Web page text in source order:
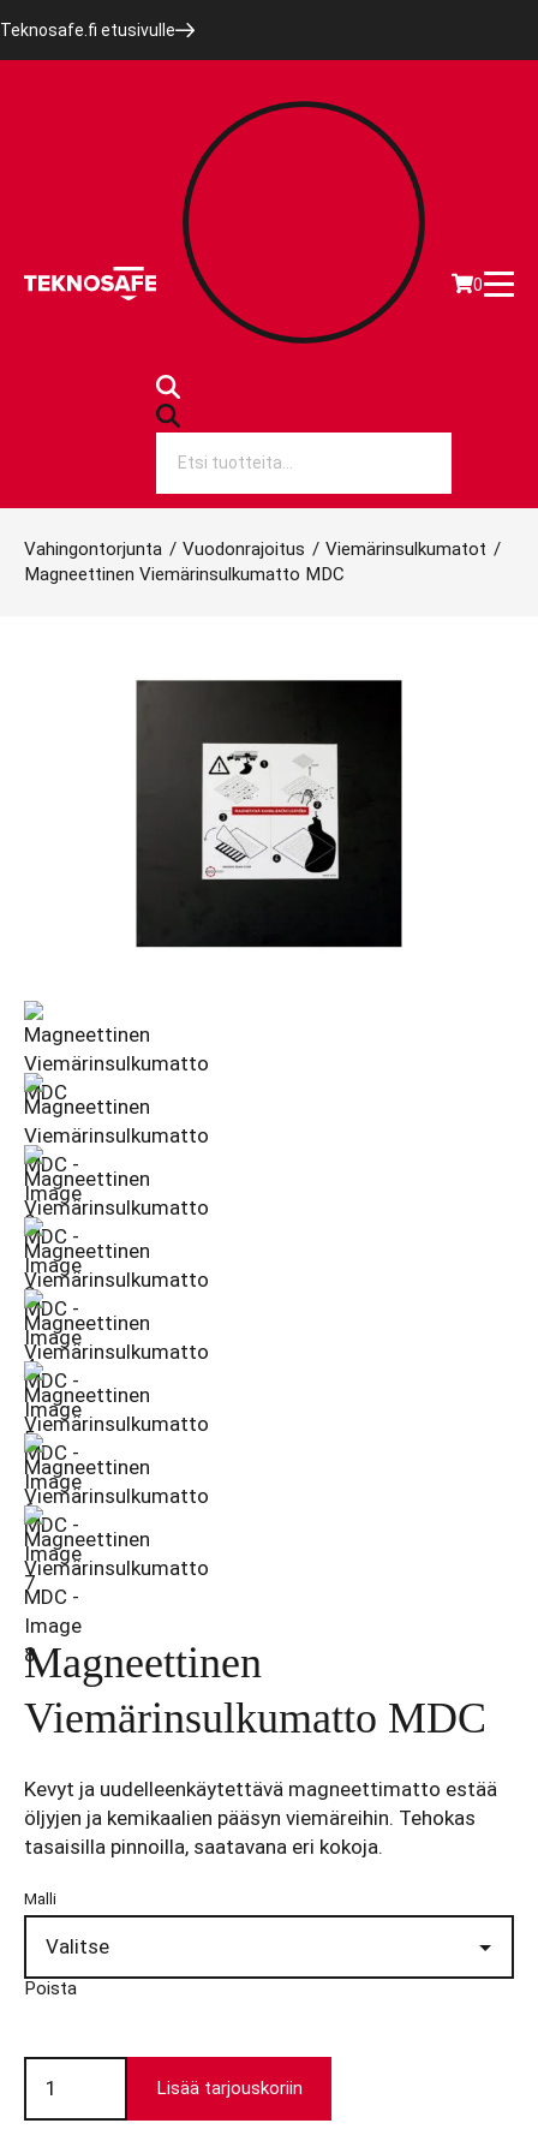
Teknosafe.fi etusivulle
search
0
Vahingontorjunta / Vuodonrajoitus / Viemärinsulkumatot /
Magneettinen Viemärinsulkumatto MDC
Magneettinen
Viemärinsulkumatto MDC
Kevyt ja uudelleenkäytettävä magneettimatto estää
öljyjen ja kemikaalien pääsyn viemäreihin. Tehokas
tasaisilla pinnoilla, saatavana eri kokoja.
Malli
Poista
Magneettinen
Viemärinsulkumatto
MDC
määrä
Lisää tarjouskoriin